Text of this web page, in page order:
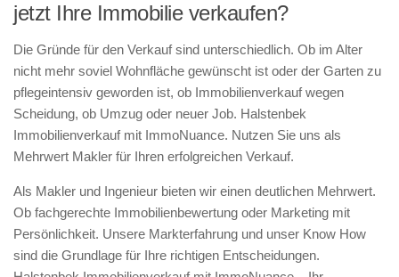
jetzt Ihre Immobilie verkaufen?
Die Gründe für den Verkauf sind unterschiedlich. Ob im Alter
nicht mehr soviel Wohnfläche gewünscht ist oder der Garten zu
pflegeintensiv geworden ist, ob Immobilienverkauf wegen
Scheidung, ob Umzug oder neuer Job. Halstenbek
Immobilienverkauf mit ImmoNuance. Nutzen Sie uns als
Mehrwert Makler für Ihren erfolgreichen Verkauf.
Als Makler und Ingenieur bieten wir einen deutlichen Mehrwert.
Ob fachgerechte Immobilienbewertung oder Marketing mit
Persönlichkeit. Unsere Markterfahrung und unser Know How
sind die Grundlage für Ihre richtigen Entscheidungen.